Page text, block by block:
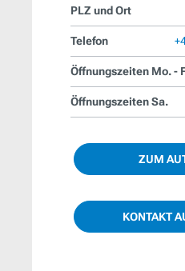
PLZ und Ort
Telefon
Öffnungszeiten Mo. -
Öffnungszeiten Sa.
ZUM
KONTAKT